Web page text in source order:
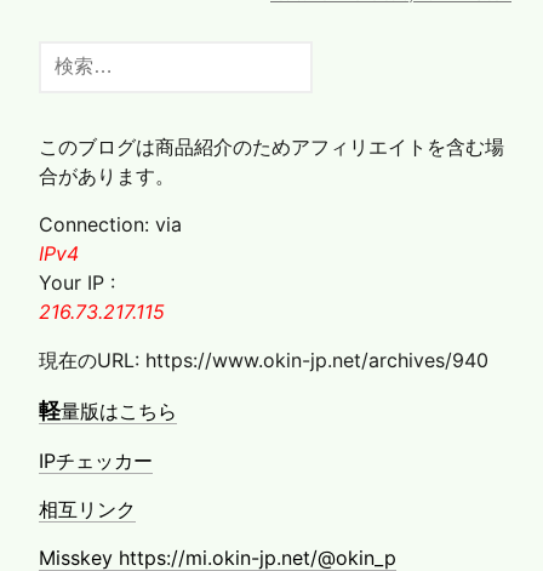
索:
このブログは商品紹介のためアフィリエイトを含む場
合があります。
Connection: via
IPv4
Your IP :
216.73.217.115
現在のURL: https://www.okin-jp.net/archives/940
軽量版はこちら
IPチェッカー
相互リンク
Misskey https://mi.okin-jp.net/@okin_p